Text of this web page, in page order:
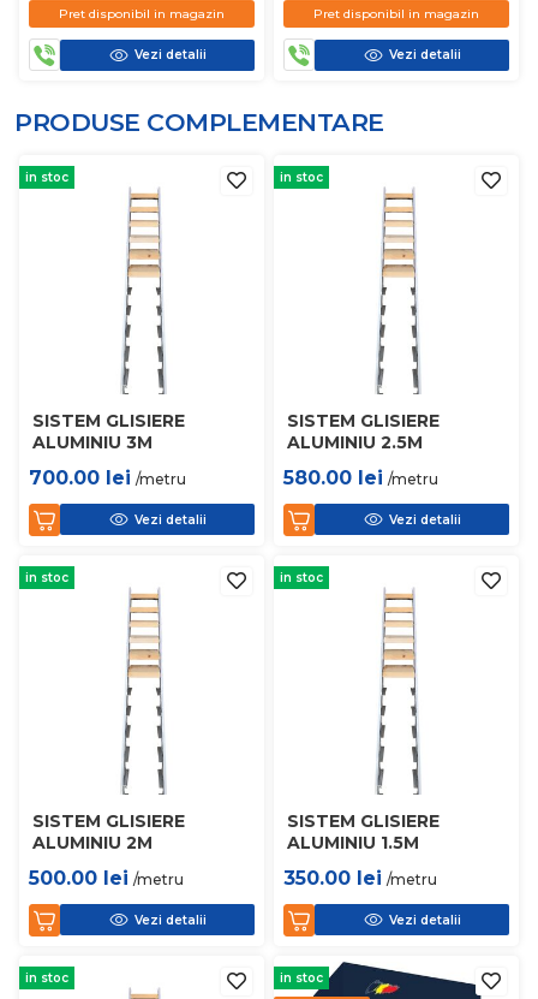
Pret disponibil in magazin
Vezi detalii
Pret disponibil in magazin
Vezi detalii
PRODUSE COMPLEMENTARE
in stoc
SISTEM GLISIERE
ALUMINIU 3M
700.00 lei /metru
Vezi detalii
in stoc
SISTEM GLISIERE
ALUMINIU 2.5M
580.00 lei /metru
Vezi detalii
in stoc
SISTEM GLISIERE
ALUMINIU 2M
500.00 lei /metru
Vezi detalii
in stoc
SISTEM GLISIERE
ALUMINIU 1.5M
350.00 lei /metru
Vezi detalii
in stoc in stoc